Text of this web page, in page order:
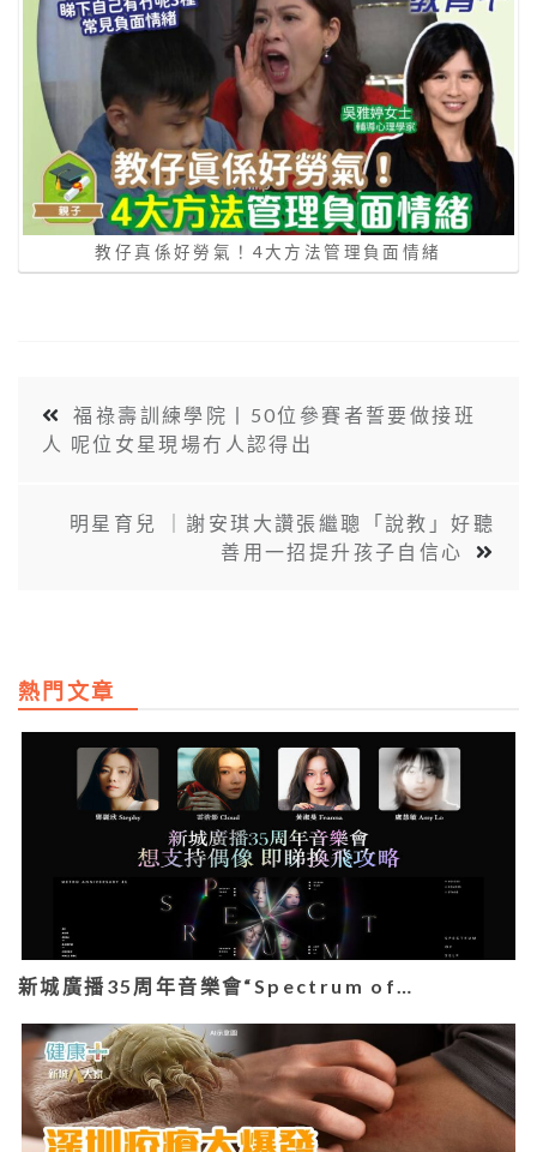
教仔真係好勞氣！4大方法管理負面情緒
福祿壽訓練學院丨50位參賽者誓要做接班
人 呢位女星現場冇人認得出
明星育兒 ｜謝安琪大讚張繼聰「說教」好聽
善用一招提升孩子自信心
熱門文章
新城廣播35周年音樂會“Spectrum of…